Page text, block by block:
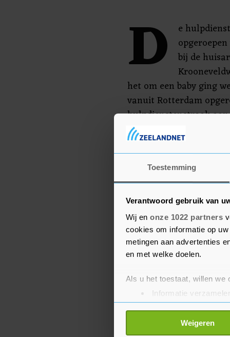
Toestemming
Verantwoord gebruik van
Wij en onze 1022 partners
cookies om informatie op
metingen aan advertenties
en met welke doelen.
Als u het toestaat, willen we
Informatie
Uw apparaat
Lees meer over hoe uw
toestemming op elk
Weigeren
D
e
bij de
het om een baby ging
vanuit Rotterdam
hulpdienstenstrook
verpleegkundige van
bijstand verleend. Na
slachtoffertje met
ziekenhuis gebracht
retour naar Rotterdam.